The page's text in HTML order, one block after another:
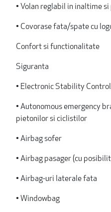
• Volan reglabil in inaltime
• Covorase fata/spate cu
Confort si functionalitate
Siguranta
• Electronic Stability Control
• Autonomous emergency
pietonilor si ciclistilor
• Airbag sofer
• Airbag pasager (cu
• Airbag-uri laterale fata
• Windowbag